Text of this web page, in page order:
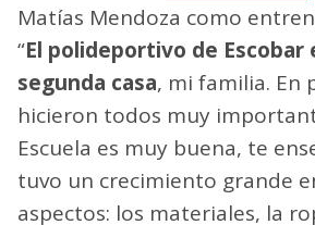
Matías Mendoza como
“El polideportivo de Escobar
segunda casa, mi familia. En
hicieron todos muy
Escuela es muy buena, te
tuvo un crecimiento grande
aspectos: los materiales, la